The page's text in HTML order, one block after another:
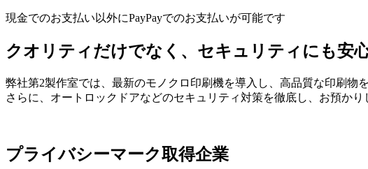
現金でのお支払い以外にPayPayでのお支払いが可能です
クオリティだけでなく、セキュリティにも安
弊社第2製作室では、最新のモノクロ印刷機を導入し、高品質な印刷物
さらに、オートロックドアなどのセキュリティ対策を徹底し、お預か
プライバシーマーク取得企業